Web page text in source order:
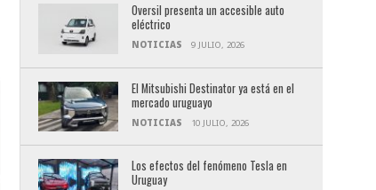
Oversil presenta un accesible auto
eléctrico
NOTICIAS 9 JULIO, 2026
El Mitsubishi Destinator ya está en el
mercado uruguayo
NOTICIAS 10 JULIO, 2026
Los efectos del fenómeno Tesla en
Uruguay